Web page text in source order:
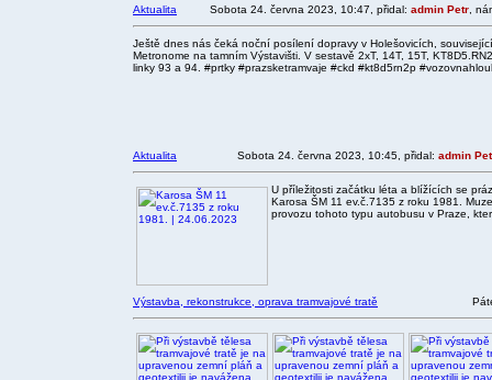
Aktualita
Sobota 24. června 2023, 10:47, přidal: admin Petr,
Ještě dnes nás čeká noční posílení dopravy v Holešovicích,
Metronome na tamním Výstavišti. V sestavě 2xT, 14T, 15T,
linky 93 a 94. #prtky #prazsketramvaje #ckd #kt8d5rn2p
Aktualita Sobota 24. června 2023, 10:45, přidal: admin
U příležitosti začátku léta a blížících se
Karosa ŠM 11 ev.č.7135 z roku 1981.
provozu tohoto typu autobusu v Praze,
Výstavba, rekonstrukce, oprava tramvajové tratě